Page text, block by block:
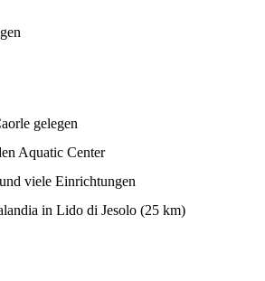
gelegen
Aquatic Center
viele Einrichtungen
in Lido di Jesolo (25 km)